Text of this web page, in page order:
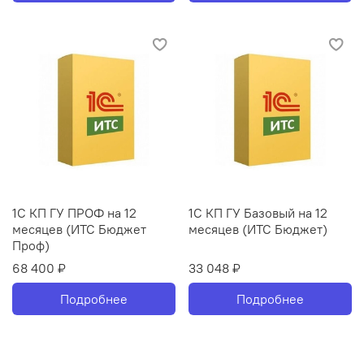
1С КП ГУ ПРОФ на 12
месяцев (ИТС Бюджет
Проф)
68 400 ₽
Подробнее
1С КП ГУ Базовый на 12
месяцев (ИТС Бюджет)
33 048 ₽
Подробнее